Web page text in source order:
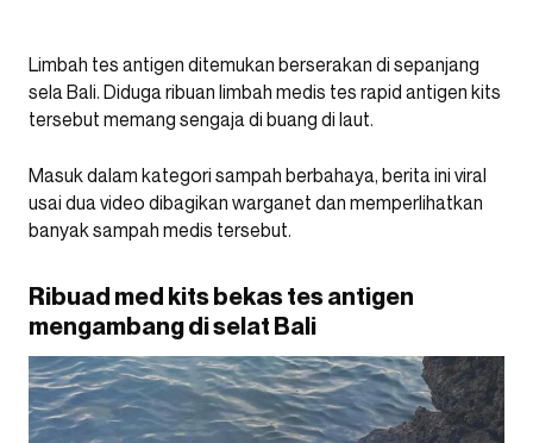
Limbah tes antigen ditemukan berserakan di sepanjang
sela Bali. Diduga ribuan limbah medis tes rapid antigen kits
tersebut memang sengaja di buang di laut.
Masuk dalam kategori sampah berbahaya, berita ini viral
usai dua video dibagikan warganet dan memperlihatkan
banyak sampah medis tersebut.
Ribuad med kits bekas tes antigen
mengambang di selat Bali